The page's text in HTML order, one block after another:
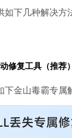
下几种解决方
修复工具（推荐）
金山毒霸专属